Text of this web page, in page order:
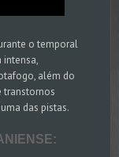
o temporal
intensa,
além do
transtornos
das pistas.